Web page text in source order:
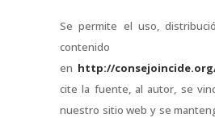
Se permite el uso,
contenido
en http://
cite la fuente, al autor, se
nuestro sitio web y se